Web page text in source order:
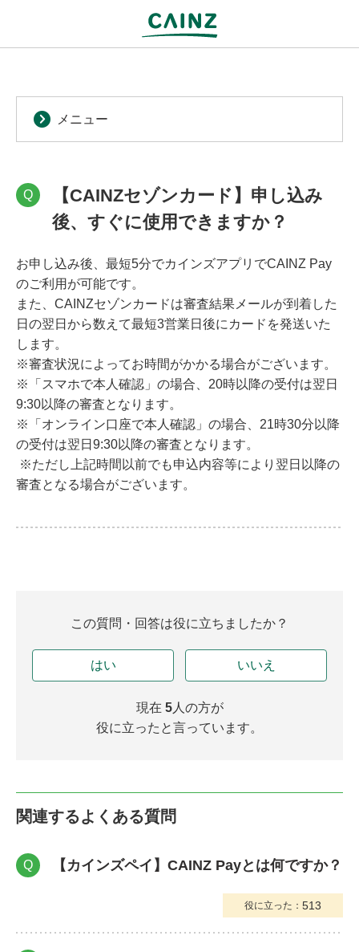
メニュー
Q
【CAINZセゾンカード】申し込み
後、すぐに使用できますか？
お申し込み後、最短5分でカインズアプリでCAINZ Pay
のご利用が可能です。
また、CAINZセゾンカードは審査結果メールが到着した
日の翌日から数えて最短3営業日後にカードを発送いた
します。
※審査状況によってお時間がかかる場合がございます。
※「スマホで本人確認」の場合、20時以降の受付は翌日
9:30以降の審査となります。
※「オンライン口座で本人確認」の場合、21時30分以降
の受付は翌日9:30以降の審査となります。
※ただし上記時間以前でも申込内容等により翌日以降の
審査となる場合がございます。
この質問・回答は役に立ちましたか？
はい いいえ
現在 5人の方が
役に立ったと言っています。
関連するよくある質問
Q 【カインズペイ】CAINZ Payとは何ですか？
役に立った： 513